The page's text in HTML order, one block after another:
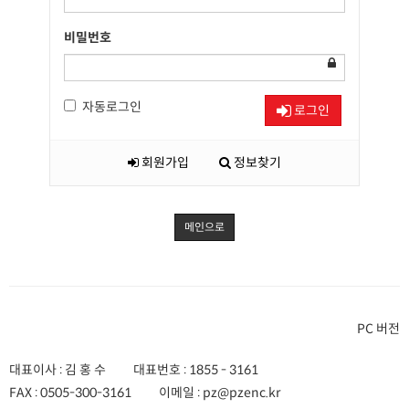
비밀번호
자동로그인 로그인
회원가입 정보찾기
메인으로
PC 버전
대표이사 : 김 홍 수 대표번호 : 1855 - 3161
FAX :0505-300-3161 이메일 : pz@pzenc.kr